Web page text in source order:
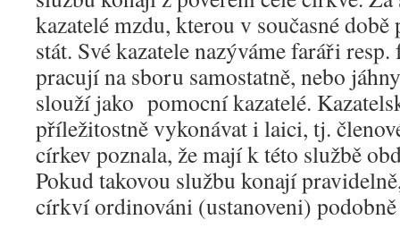
kazatelé mzdu, kterou v současné
stát. Své kazatele nazýváme faráři
pracují na sboru samostatně, nebo
slouží jako pomocní kazatelé.
příležitostně vykonávat i laici, tj.
církev poznala, že mají k této službě
Pokud takovou službu konají
církví ordinováni (ustanoveni) podobně